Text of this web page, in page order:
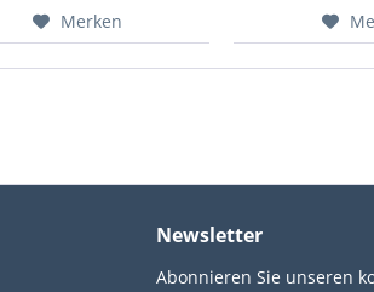
Merken
Newsletter
Abonnieren Sie unseren